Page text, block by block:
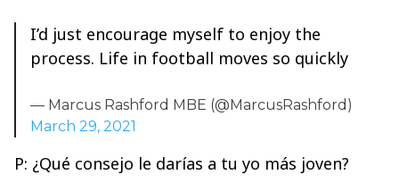
I’d just encourage myself to enjoy the
process. Life in football moves so quickly
— Marcus Rashford MBE (@MarcusRashford)
March 29, 2021
P: ¿Qué consejo le darías a tu yo más joven?